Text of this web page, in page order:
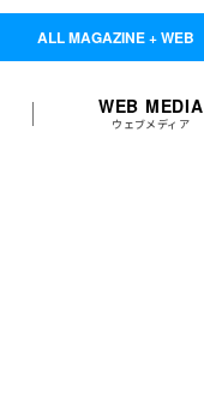
ALL MAGAZINE + WEB
WEB MEDIA
ウェブメディア